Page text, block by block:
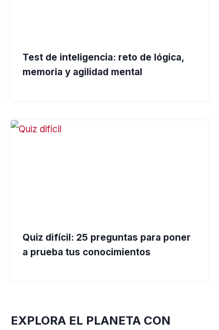
Test de inteligencia: reto de lógica,
memoria y agilidad mental
Quiz difícil: 25 preguntas para poner
a prueba tus conocimientos
EXPLORA EL PLANETA CON